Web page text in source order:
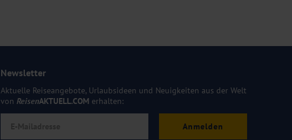
Newsletter
Aktuelle Reiseangebote, Urlaubsideen und Neuigkeiten aus der Welt
von ReisenAKTUELL.COM erhalten:
Anmelden